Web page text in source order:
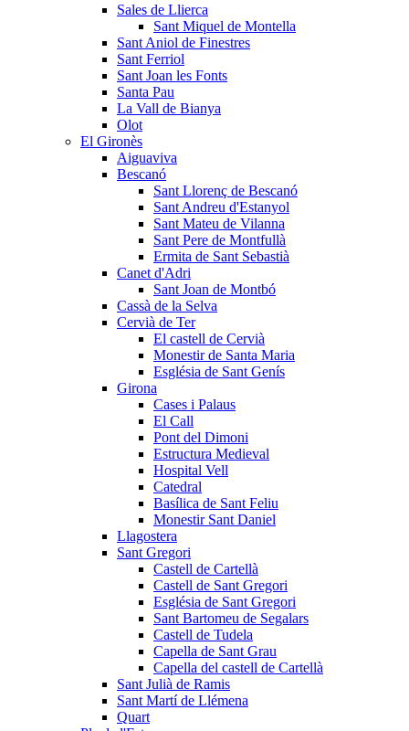
Sales de Llierca
Sant Miquel de Montella
Sant Aniol de Finestres
Sant Ferriol
Sant Joan les Fonts
Santa Pau
La Vall de Bianya
Olot
El Gironès
Aiguaviva
Bescanó
Sant Llorenç de Bescanó
Sant Andreu d'Estanyol
Sant Mateu de Vilanna
Sant Pere de Montfullà
Ermita de Sant Sebastià
Canet d'Adri
Sant Joan de Montbó
Cassà de la Selva
Cervià de Ter
El castell de Cervià
Monestir de Santa Maria
Església de Sant Genís
Girona
Cases i Palaus
El Call
Pont del Dimoni
Estructura Medieval
Hospital Vell
Catedral
Basílica de Sant Feliu
Monestir Sant Daniel
Llagostera
Sant Gregori
Castell de Cartellà
Castell de Sant Gregori
Església de Sant Gregori
Sant Bartomeu de Segalars
Castell de Tudela
Capella de Sant Grau
Capella del castell de Cartellà
Sant Julià de Ramis
Sant Martí de Llémena
Quart